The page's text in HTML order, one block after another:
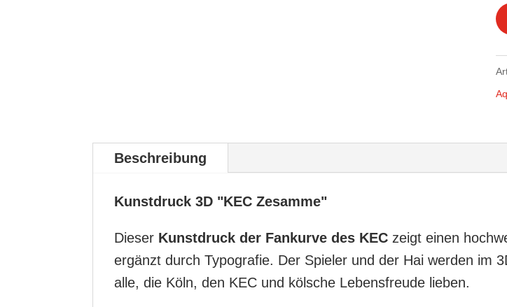
Beschreibung
Kunstdruck 3D "KEC Zesamme"
Dieser Kunstdruck der Fankurve des KEC zeigt einen
ergänzt durch Typografie. Der Spieler und der Hai werden im
alle, die Köln, den KEC und kölsche Lebensfreude lieben.